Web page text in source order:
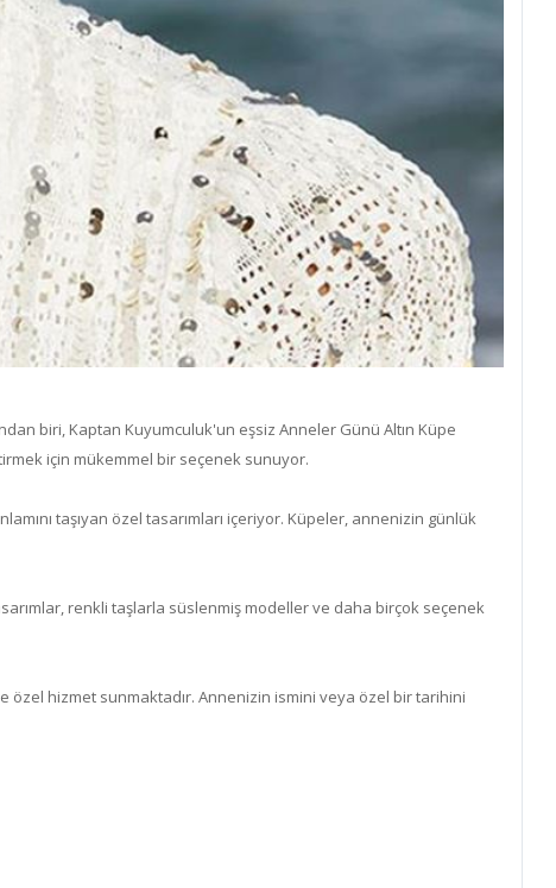
biri, Kaptan Kuyumculuk'un eşsiz Anneler Günü Altın Küpe
için mükemmel bir seçenek sunuyor.
taşıyan özel tasarımları içeriyor. Küpeler, annenizin günlük
renkli taşlarla süslenmiş modeller ve daha birçok seçenek
hizmet sunmaktadır. Annenizin ismini veya özel bir tarihini